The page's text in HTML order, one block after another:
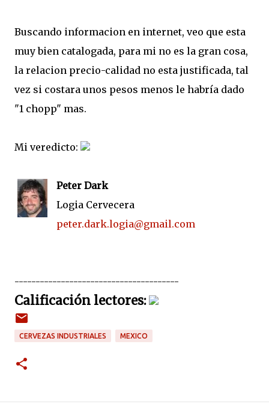
Buscando informacion en internet, veo que esta
muy bien catalogada, para mi no es la gran cosa,
la relacion precio-calidad no esta justificada, tal
vez si costara unos pesos menos le habría dado
"1 chopp" mas.
Mi veredicto:
Peter Dark
Logia Cervecera
peter.dark.logia@gmail.com
---------------------------------------
Calificación lectores:
CERVEZAS INDUSTRIALES MEXICO